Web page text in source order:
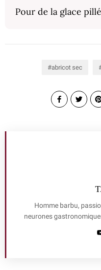
Pour de la glace
abricot sec
Homme barbu,
neurones